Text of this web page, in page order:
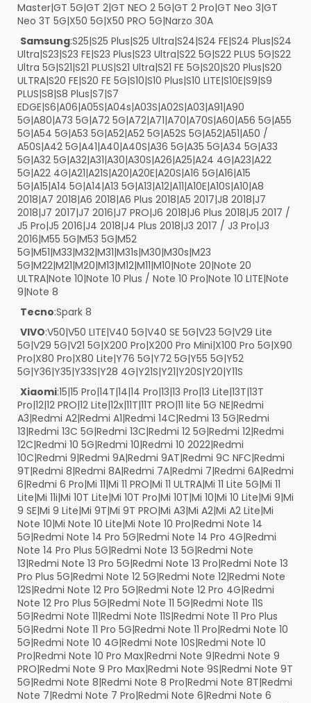
Master|GT 5G|GT 2|GT NEO 2 5G|GT 2 Pro|GT Neo 3|GT
Neo 3T 5G|X50 5G|X50 PRO 5G|Narzo 30A
Samsung:S25|S25 Plus|S25 Ultra|S24|S24 FE|S24 Plus|S24
Ultra|S23|S23 FE|S23 Plus|S23 Ultra|S22 5G|S22 PLUS 5G|S22
Ultra 5G|S21|S21 PLUS|S21 Ultra|S21 FE 5G|S20|S20 Plus|S20
ULTRA|S20 FE|S20 FE 5G|S10|S10 Plus|S10 LITE|S10E|S9|S9
PLUS|S8|S8 Plus|S7|S7
EDGE|S6|A06|A05S|A04s|A03S|A02S|A03|A91|A90
5G|A80|A73 5G|A72 5G|A72|A71|A70|A70S|A60|A56 5G|A55
5G|A54 5G|A53 5G|A52|A52 5G|A52S 5G|A52|A51|A50 /
A50S|A42 5G|A41|A40|A40S|A36 5G|A35 5G|A34 5G|A33
5G|A32 5G|A32|A31|A30|A30S|A26|A25|A24 4G|A23|A22
5G|A22 4G|A21|A21S|A20|A20E|A20S|A16 5G|A16|A15
5G|A15|A14 5G|A14|A13 5G|A13|A12|A11|A10E|A10S|A10|A8
2018|A7 2018|A6 2018|A6 Plus 2018|A5 2017|J8 2018|J7
2018|J7 2017|J7 2016|J7 PRO|J6 2018|J6 Plus 2018|J5 2017 /
J5 Pro|J5 2016|J4 2018|J4 Plus 2018|J3 2017 / J3 Pro|J3
2016|M55 5G|M53 5G|M52
5G|M51|M33|M32|M31|M31s|M30|M30s|M23
5G|M22|M21|M20|M13|M12|M11|M10|Note 20|Note 20
ULTRA|Note 10|Note 10 Plus / Note 10 Pro|Note 10 LITE|Note
9|Note 8
Tecno:Spark 8
VIVO:V50|V50 LITE|V40 5G|V40 SE 5G|V23 5G|V29 Lite
5G|V29 5G|V21 5G|X200 Pro|X200 Pro Mini|X100 Pro 5G|X90
Pro|X80 Pro|X80 Lite|Y76 5G|Y72 5G|Y55 5G|Y52
5G|Y36|Y35|Y33S|Y28 4G|Y21S|Y21|Y20S|Y20|Y11S
Xiaomi:15|15 Pro|14T|14|14 Pro|13|13 Pro|13 Lite|13T|13T
Pro|12|12 PRO|12 Lite|12x|11T|11T PRO|11 lite 5G NE|Redmi
A3|Redmi A2|Redmi A1|Redmi 14C|Redmi 13 5G|Redmi
13|Redmi 13C 5G|Redmi 13C|Redmi 12 5G|Redmi 12|Redmi
12C|Redmi 10 5G|Redmi 10|Redmi 10 2022|Redmi
10C|Redmi 9|Redmi 9A|Redmi 9AT|Redmi 9C NFC|Redmi
9T|Redmi 8|Redmi 8A|Redmi 7A|Redmi 7|Redmi 6A|Redmi
6|Redmi 6 Pro|Mi 11|Mi 11 PRO|Mi 11 ULTRA|Mi 11 Lite 5G|Mi 11
Lite|Mi 11i|Mi 10T Lite|Mi 10T Pro|Mi 10T|Mi 10|Mi 10 Lite|Mi 9|Mi
9 SE|Mi 9 Lite|Mi 9T|Mi 9T PRO|Mi A3|Mi A2|Mi A2 Lite|Mi
Note 10|Mi Note 10 Lite|Mi Note 10 Pro|Redmi Note 14
5G|Redmi Note 14 Pro 5G|Redmi Note 14 Pro 4G|Redmi
Note 14 Pro Plus 5G|Redmi Note 13 5G|Redmi Note
13|Redmi Note 13 Pro 5G|Redmi Note 13 Pro|Redmi Note 13
Pro Plus 5G|Redmi Note 12 5G|Redmi Note 12|Redmi Note
12S|Redmi Note 12 Pro 5G|Redmi Note 12 Pro 4G|Redmi
Note 12 Pro Plus 5G|Redmi Note 11 5G|Redmi Note 11S
5G|Redmi Note 11|Redmi Note 11S|Redmi Note 11 Pro Plus
5G|Redmi Note 11 Pro 5G|Redmi Note 11 Pro|Redmi Note 10
5G|Redmi Note 10 4G|Redmi Note 10S|Redmi Note 10
Pro|Redmi Note 10 Pro Max|Redmi Note 9|Redmi Note 9
PRO|Redmi Note 9 Pro Max|Redmi Note 9S|Redmi Note 9T
5G|Redmi Note 8|Redmi Note 8 Pro|Redmi Note 8T|Redmi
Note 7|Redmi Note 7 Pro|Redmi Note 6|Redmi Note 6